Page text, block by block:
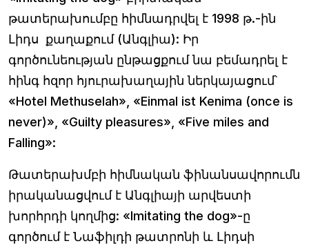
թատերախումբը հիմնադրվել է 1998 թ.-ին
Լիդս քաղաքում (Անգլիա): Իր
գործունեության ընթացքում նա բեմադրել է
հինգ հզոր հյուրախաղային ներկայացում՝
«Hotel Methuselah», «Einmal ist Kenima (once is
never)», «Guilty pleasures», «Five miles and
Falling»:
Թատերախմբի հիմնական ֆինանսավորումն
իրականացվում է Անգլիայի արվեստի
խորհրդի կողմից: «Imitating the dog»-ը
գործում է Նաֆիլդի թատրոնի և Լիդսի